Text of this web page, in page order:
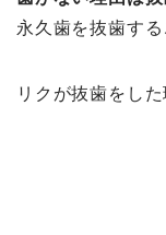
永久歯を抜歯す
リクが抜歯をし